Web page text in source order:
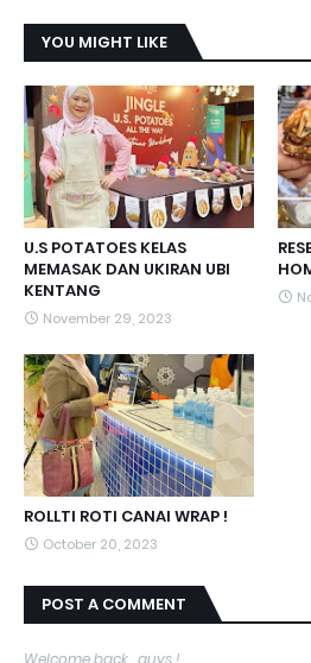
YOU MIGHT LIKE
U.S POTATOES KELAS
MEMASAK DAN UKIRAN UBI
KENTANG
November 29, 2023
ROLLTI ROTI CANAI WRAP !
October 20, 2023
POST A COMMENT
Welcome back , guys !